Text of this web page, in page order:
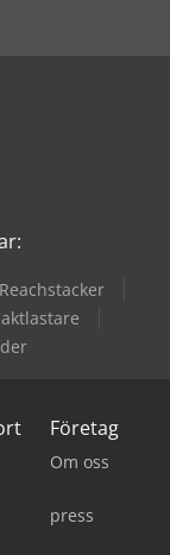
Företag
Om oss
press